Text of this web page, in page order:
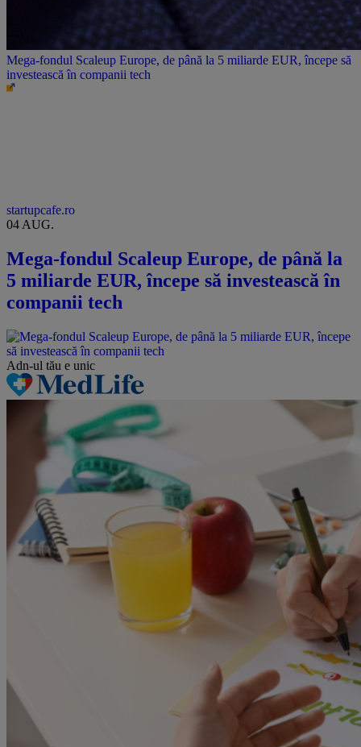
Mega-fondul Scaleup Europe, de până la 5 miliarde EUR, începe să
investească în companii tech
startupcafe.ro
04 AUG.
Mega-fondul Scaleup Europe, de până la
5 miliarde EUR, începe să investească în
companii tech
Adn-ul tău e unic